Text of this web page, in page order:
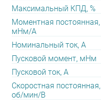
Максимальный КПД, %
Моментная постоянная,
мНм/А
Номинальный ток, А
Пусковой момент, мНм
Пусковой ток, А
Скоростная постоянная,
об/мин/В